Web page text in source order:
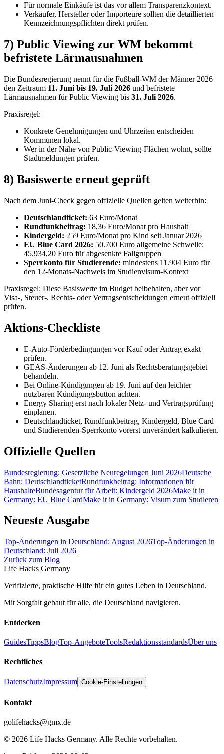
Für normale Einkäufe ist das vor allem Transparenzkontext.
Verkäufer, Hersteller oder Importeure sollten die detaillierten
Kennzeichnungspflichten direkt prüfen.
7) Public Viewing zur WM bekommt
befristete Lärmausnahmen
Die Bundesregierung nennt für die Fußball-WM der Männer 2026
den Zeitraum 11. Juni bis 19. Juli 2026 und befristete
Lärmausnahmen für Public Viewing bis 31. Juli 2026.
Praxisregel:
Konkrete Genehmigungen und Uhrzeiten entscheiden
Kommunen lokal.
Wer in der Nähe von Public-Viewing-Flächen wohnt, sollte
Stadtmeldungen prüfen.
8) Basiswerte erneut geprüft
Nach dem Juni-Check gegen offizielle Quellen gelten weiterhin:
Deutschlandticket: 63 Euro/Monat
Rundfunkbeitrag: 18,36 Euro/Monat pro Haushalt
Kindergeld: 259 Euro/Monat pro Kind seit Januar 2026
EU Blue Card 2026: 50.700 Euro allgemeine Schwelle;
45.934,20 Euro für abgesenkte Fallgruppen
Sperrkonto für Studierende: mindestens 11.904 Euro für
den 12-Monats-Nachweis im Studienvisum-Kontext
Praxisregel: Diese Basiswerte im Budget beibehalten, aber vor
Visa-, Steuer-, Rechts- oder Vertragsentscheidungen erneut offiziell
prüfen.
Aktions-Checkliste
E-Auto-Förderbedingungen vor Kauf oder Antrag exakt
prüfen.
GEAS-Änderungen ab 12. Juni als Rechtsberatungsgebiet
behandeln.
Bei Online-Kündigungen ab 19. Juni auf den leichter
nutzbaren Kündigungsbutton achten.
Energy Sharing erst nach lokaler Netz- und Vertragsprüfung
einplanen.
Deutschlandticket, Rundfunkbeitrag, Kindergeld, Blue Card
und Studierenden-Sperrkonto vorerst unverändert kalkulieren.
Offizielle Quellen
Bundesregierung: Gesetzliche Neuregelungen Juni 2026Deutsche
Bahn: DeutschlandticketRundfunkbeitrag: Informationen für
HaushalteBundesagentur für Arbeit: Kindergeld 2026Make it in
Germany: EU Blue CardMake it in Germany: Visum zum Studieren
Neueste Ausgabe
Top-Änderungen in Deutschland: August 2026Top-Änderungen in
Deutschland: Juli 2026
Zurück zum Blog
Life Hacks Germany
Verifizierte, praktische Hilfe für ein gutes Leben in Deutschland.
Mit Sorgfalt gebaut für alle, die Deutschland navigieren.
Entdecken
GuidesTippsBlogTop-AngeboteToolsRedaktionsstandardsÜber uns
Rechtliches
DatenschutzImpressum Cookie-Einstellungen
Kontakt
golifehacks@gmx.de
© 2026 Life Hacks Germany. Alle Rechte vorbehalten.